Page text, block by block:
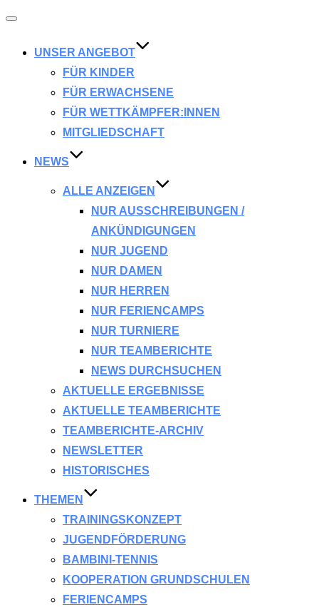
Navigation
UNSER ANGEBOT
FÜR KINDER
FÜR ERWACHSENE
FÜR WETTKÄMPFER:INNEN
MITGLIEDSCHAFT
NEWS
ALLE ANZEIGEN
NUR AUSSCHREIBUNGEN /
ANKÜNDIGUNGEN
NUR JUGEND
NUR DAMEN
NUR HERREN
NUR FERIENCAMPS
NUR TURNIERE
NUR TEAMBERICHTE
NEWS DURCHSUCHEN
AKTUELLE ERGEBNISSE
AKTUELLE TEAMBERICHTE
TEAMBERICHTE-ARCHIV
NEWSLETTER
HISTORISCHES
THEMEN
TRAININGSKONZEPT
JUGENDFÖRDERUNG
BAMBINI-TENNIS
KOOPERATION GRUNDSCHULEN
FERIENCAMPS